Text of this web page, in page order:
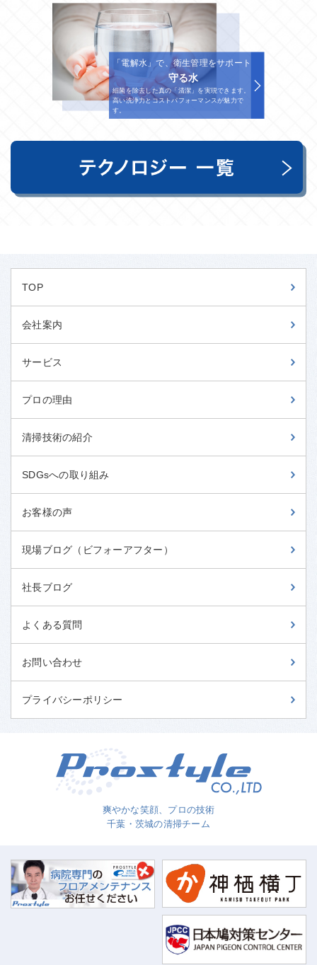
「電解水」で、衛生管理をサポート
守る水
細菌を除去した真の「清潔」を実現できます。
高い洗浄力とコストパフォーマンスが魅力で
す。
TOP
会社案内
サービス
プロの理由
清掃技術の紹介
SDGsへの取り組み
お客様の声
現場ブログ（ビフォーアフター）
社長ブログ
よくある質問
お問い合わせ
プライバシーポリシー
爽やかな笑顔、プロの技術
千葉・茨城の清掃チーム